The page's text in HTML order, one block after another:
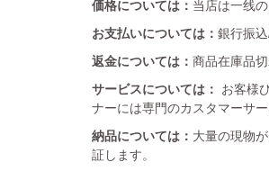
価格については： 当店は一线
お支払いについては： 銀行振
返金については： 商品在庫品
サービスについては：
お客様
ナーには専門のカスタマーサ
納品については： 大量の現物
証します。